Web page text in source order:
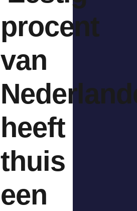
procent
van
heeft
thuis
een